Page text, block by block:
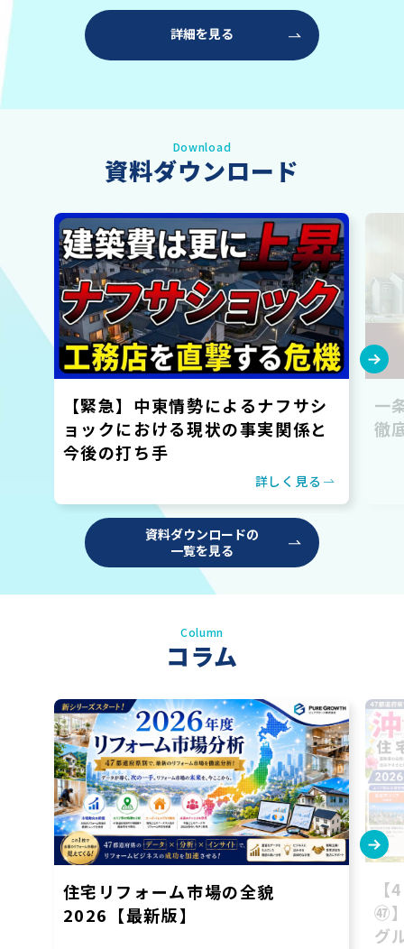
詳細を見る
Download
資料ダウンロード
【緊急】中東情勢によるナフサシ
ョックにおける現状の事実関係と
今後の打ち手
詳しく見る
一
徹
資料ダウンロードの
一覧を見る
Column
コラム
住宅リフォーム市場の全貌
2026【最新版】
㊼
グ